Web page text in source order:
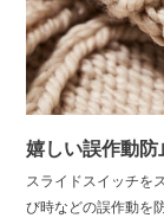
嬉しい誤作動防
スライドスイッチを
び時などの誤作動を